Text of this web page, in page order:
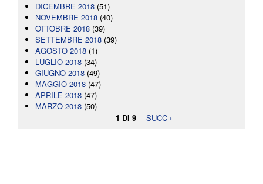
DICEMBRE 2018 (51)
NOVEMBRE 2018 (40)
OTTOBRE 2018 (39)
SETTEMBRE 2018 (39)
AGOSTO 2018 (1)
LUGLIO 2018 (34)
GIUGNO 2018 (49)
MAGGIO 2018 (47)
APRILE 2018 (47)
MARZO 2018 (50)
1 DI 9
SUCC ›